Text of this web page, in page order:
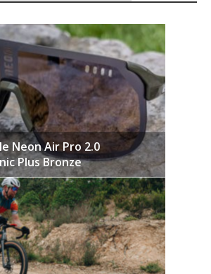
Neon Air Pro 2.0
Plus Bronze